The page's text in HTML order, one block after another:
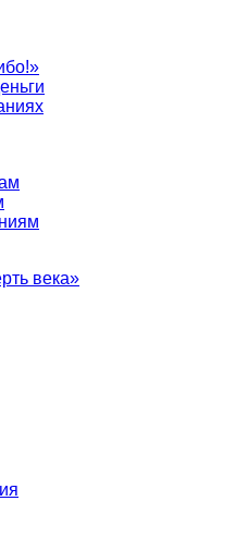
века»